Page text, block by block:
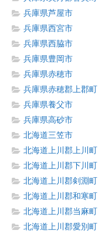
兵庫県芦屋市
兵庫県西宮市
兵庫県西脇市
兵庫県豊岡市
兵庫県赤穂市
兵庫県赤穂郡上郡町
兵庫県養父市
兵庫県高砂市
北海道三笠市
北海道上川郡上川町
北海道上川郡下川町
北海道上川郡剣淵町
北海道上川郡和寒町
北海道上川郡当麻町
北海道上川郡愛別町